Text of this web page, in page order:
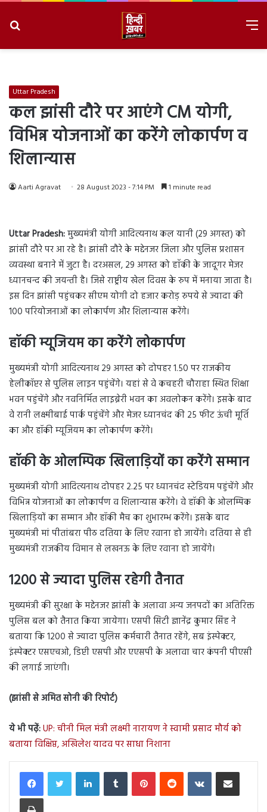
Uttar Pradesh
कल झांसी दौरे पर आएंगे CM योगी,
विभिन्न योजनाओं का करेंगे लोकार्पण व
शिलान्यास
Aarti Agravat 28 August 2023 - 7:14 PM 1 minute read
Uttar Pradesh:मुख्यमंत्री योगी आदित्यनाथ कल यानी (29 अगस्त) को
झांसी दौरे पर आ रहे है। झांसी दौरे के मद्देनजर जिला और पुलिस प्रशासन
व्यवस्था बनाने में जुटा है। दरअसल, 29 अगस्त को हाॅकी के जादूगर मेजर
ध्यानचन्द की जयन्ती है। जिसे राष्ट्रीय खेल दिवस के रुप में मनाया जाता है।
इस दिन झांसी पहुंचकर सीएम योगी दो हजार करोड़ रुपये से ज्यादा की
100 परियोजनाओं का लोकार्पण और शिलान्यास करेंगे।
हॉकी म्यूजियम का करेंगे लोकार्पण
मुख्यमंत्री योगी आदित्यनाथ 29 अगस्त को दोपहर 1.50 पर राजकीय
हेलीकॉप्टर से पुलिस लाइन पहुंचेंगे। यहां से वे कचहरी चौराहा स्थित शिक्षा
भवन पहुंचेंगे और नवनिर्मित लाइब्रेरी भवन का अवलोकन करेंगे। इसके बाद
वे रानी लक्ष्मीबाई पार्क पहुंचेंगे और मेजर ध्यानचंद की 25 फीट ऊंची मूर्ति
का और हॉकी म्यूजियम का लोकार्पण करेंगे।
हॉकी के ओलम्पिक खिलाड़ियों का करेंगे सम्मान
मुख्यमंत्री योगी आदित्यनाथ दोपहर 2.25 पर ध्यानचंद स्टेडियम पहुंचेंगे और
विभिन्न योजनाओं का लोकार्पण व शिलान्यास करेंगे। वे हॉकी के ओलम्पिक
खिलाड़ियों का सम्मान और हॉकी मैच का शुभारम्भ करेंगे। इसके बाद
मुख्यमंत्री मां पीतांबरा पीठ दतिया के लिए रवाना हो जायेंगे। दतिया से ही
मुख्यमंत्री राजकीय विमान से लखनऊ के लिए रवाना हो जायेंगे।
1200 से ज्यादा पुलिस रहेगी तैनात
मुख्यमंत्री की सुरक्षा के मद्देनजर झांसी के अलावा अन्य जनपदों का अतिरिक्त
पुलिस बल को तैनात किया जायेगा। एसपी सिटी ज्ञानेंद्र कुमार सिंह ने
बताया कि 1200 से ज्यादा पुलिस कर्मचारी तैनात रहेंगे, सब इंस्पेक्टर,
इंस्पेक्टर एसएचओ, डिप्टी एसपी और एएसपी के अलावा चार कंपनी पीएसी
की लगाई जाएंगी।
(झांसी से अमित सोनी की रिपोर्ट)
ये भी पढ़ें:UP: चीनी मिल मंत्री लक्ष्मी नारायण ने स्वामी प्रसाद मौर्य को
बताया विक्षिप्त, अखिलेश यादव पर साधा निशाना
LinkedInTumblr PinterestReddit VKontakteShare via Email
Print